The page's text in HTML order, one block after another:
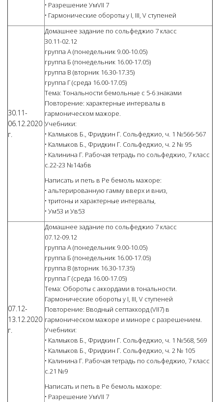
• Разрешение УмVII 7
• Гармонические обороты у I, III, V ступеней
30.11-
06.12.2020
г.
Домашнее задание по сольфеджио 7 класс
30.11-02.12
группа А (понедельник 9.00-10.05)
группа Б (понедельник 16.00-17.05)
группа В (вторник 16.30-17.35)
группа Г (среда 16.00-17.05)
Тема: Тональности бемольные с 5-6 знаками
Повторение: характерные интервалы в
гармоническом мажоре.
Учебники:
• Калмыков Б., Фридкин Г. Сольфеджио, ч. 1 №566-567
• Калмыков Б., Фридкин Г. Сольфеджио, ч. 2 № 95
• Калинина Г. Рабочая тетрадь по сольфеджио, 7 класс
с.22-23 №14абв
Написать и петь в Ре бемоль мажоре:
• альтерированную гамму вверх и вниз,
• тритоны и характерные интервалы,
• Ум53 и Ув53
07.12-
13.12.2020
г.
Домашнее задание по сольфеджио 7 класс
07.12-09.12
группа А (понедельник 9.00-10.05)
группа Б (понедельник 16.00-17.05)
группа В (вторник 16.30-17.35)
группа Г (среда 16.00-17.05)
Тема: Обороты с аккордами в тональности.
Гармонические обороты у I, III, V ступеней
Повторение: Вводный септаккорд (VII7) в
гармоническом мажоре и миноре с разрешением.
Учебники:
• Калмыков Б., Фридкин Г. Сольфеджио, ч. 1 №568, 569
• Калмыков Б., Фридкин Г. Сольфеджио, ч. 2 № 105
• Калинина Г. Рабочая тетрадь по сольфеджио, 7 класс
с.21 №9
Написать и петь в Ре бемоль мажоре:
• Разрешение УмVII 7